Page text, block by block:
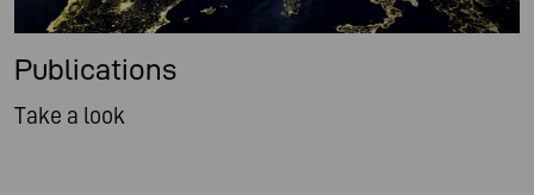
Publications
Take a look